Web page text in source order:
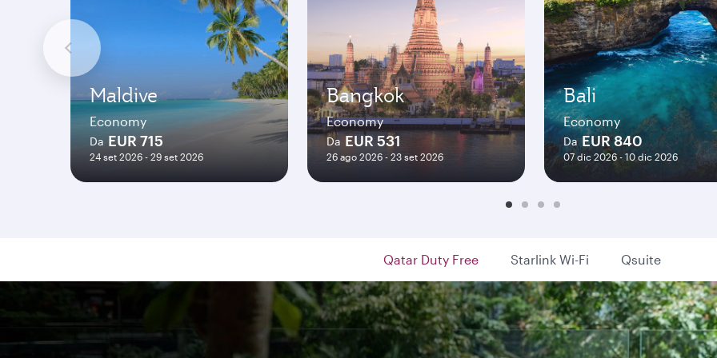
Maldive
Economy
Da EUR 715
24 set 2026 - 29 set 2026
Bangkok
Economy
Da EUR 531
26 ago 2026 - 23 set 2026
Bali
Economy
Da EUR 840
07 dic 2026 - 10 dic 2026
Qatar Duty Free Starlink Wi-Fi Qsuite